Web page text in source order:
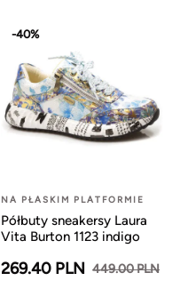
-40%
NA PŁASKIM PLATFORMIE
Półbuty sneakersy Laura
Vita Burton 1123 indigo
269.40 PLN 449.00 PLN